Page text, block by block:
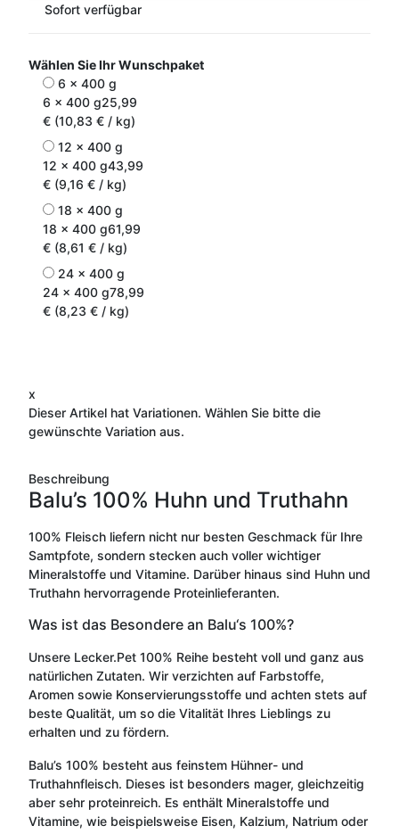
Sofort verfügbar
Wählen Sie Ihr Wunschpaket
6 x 400 g
6 x 400 g25,99
€ (10,83 € / kg)
12 x 400 g
12 x 400 g43,99
€ (9,16 € / kg)
18 x 400 g
18 x 400 g61,99
€ (8,61 € / kg)
24 x 400 g
24 x 400 g78,99
€ (8,23 € / kg)
x
Dieser Artikel hat Variationen. Wählen Sie bitte die
gewünschte Variation aus.
Beschreibung
Balu’s 100% Huhn und Truthahn
100% Fleisch liefern nicht nur besten Geschmack für Ihre
Samtpfote, sondern stecken auch voller wichtiger
Mineralstoffe und Vitamine. Darüber hinaus sind Huhn und
Truthahn hervorragende Proteinlieferanten.
Was ist das Besondere an Balu‘s 100%?
Unsere Lecker.Pet 100% Reihe besteht voll und ganz aus
natürlichen Zutaten. Wir verzichten auf Farbstoffe,
Aromen sowie Konservierungsstoffe und achten stets auf
beste Qualität, um so die Vitalität Ihres Lieblings zu
erhalten und zu fördern.
Balu’s 100% besteht aus feinstem Hühner- und
Truthahnfleisch. Dieses ist besonders mager, gleichzeitig
aber sehr proteinreich. Es enthält Mineralstoffe und
Vitamine, wie beispielsweise Eisen, Kalzium, Natrium oder